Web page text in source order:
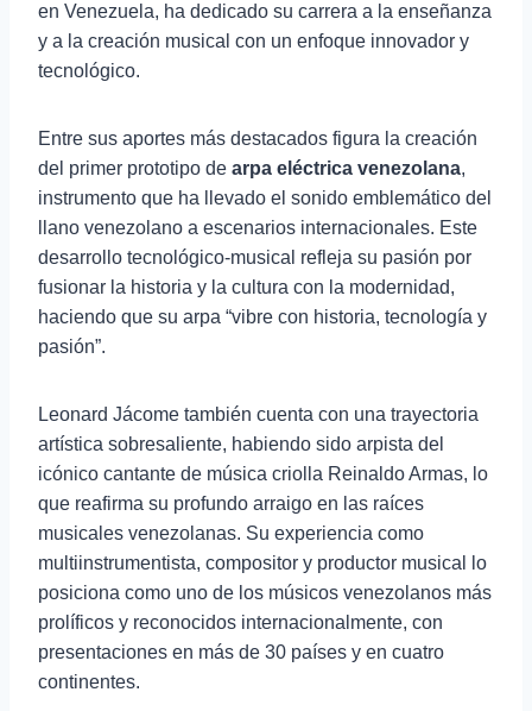
en Venezuela, ha dedicado su carrera a la enseñanza
y a la creación musical con un enfoque innovador y
tecnológico.
Entre sus aportes más destacados figura la creación
del primer prototipo de arpa eléctrica venezolana,
instrumento que ha llevado el sonido emblemático del
llano venezolano a escenarios internacionales. Este
desarrollo tecnológico-musical refleja su pasión por
fusionar la historia y la cultura con la modernidad,
haciendo que su arpa “vibre con historia, tecnología y
pasión”.
Leonard Jácome también cuenta con una trayectoria
artística sobresaliente, habiendo sido arpista del
icónico cantante de música criolla Reinaldo Armas, lo
que reafirma su profundo arraigo en las raíces
musicales venezolanas. Su experiencia como
multiinstrumentista, compositor y productor musical lo
posiciona como uno de los músicos venezolanos más
prolíficos y reconocidos internacionalmente, con
presentaciones en más de 30 países y en cuatro
continentes.